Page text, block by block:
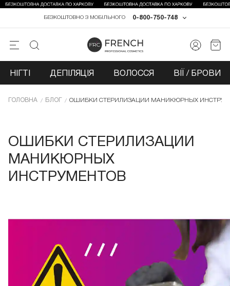
0-800-750-748
БЕЗКОШТОВНО З МОБІЛЬНОГО
НІГТІ ДЕПІЛЯЦІЯ ВОЛОССЯ ВІЇ / БРОВИ
ГОЛОВНА БЛОГ ОШИБКИ СТЕРИЛИЗАЦИИ МАНИКЮРНЫХ
ОШИБКИ СТЕРИЛИЗАЦИИ
МАНИКЮРНЫХ
ИНСТРУМЕНТОВ